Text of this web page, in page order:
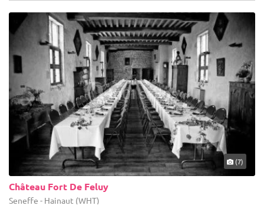
(7)
Château Fort De Feluy
Seneffe - Hainaut (WHT)